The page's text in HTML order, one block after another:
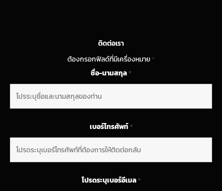
ติดต่อเรา
ต้องกรอกฟิลด์ที่มีเครื่องหมาย*
ชื่อ-นามสกุล*
เบอร์โทรศัพท์*
โปรดระบุเบอร์อีเมล*